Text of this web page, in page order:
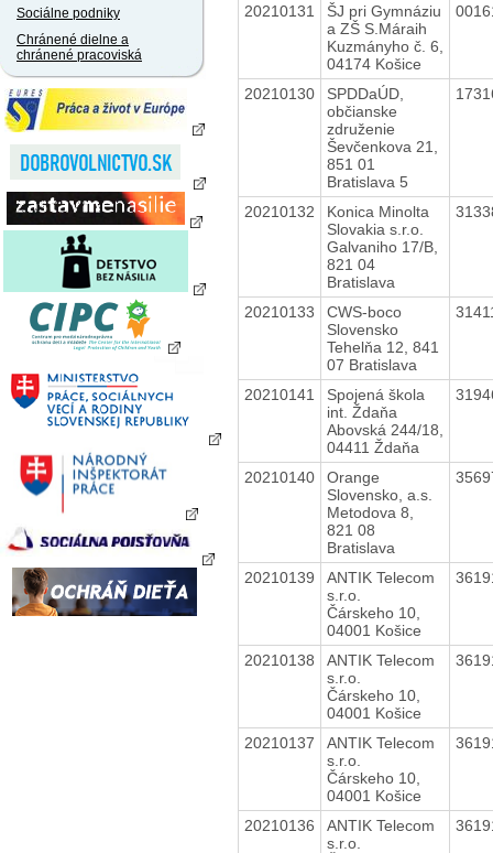
Sociálne podniky
Chránené dielne a
chránené pracoviská
20210131
ŠJ pri Gymnáziu
a ZŠ S.Máraih
Kuzmányho č. 6,
04174 Košice
20210130
SPDDaÚD,
občianske
združenie
Ševčenkova 21,
851 01
Bratislava 5
20210132
Konica Minolta
Slovakia s.r.o.
Galvaniho 17/B,
821 04
Bratislava
20210133
CWS-boco
Slovensko
Tehelňa 12, 841
07 Bratislava
20210141
Spojená škola
int. Ždaňa
Abovská 244/18,
04411 Ždaňa
20210140
Orange
Slovensko, a.s.
Metodova 8,
821 08
Bratislava
20210139
ANTIK Telecom
s.r.o.
Čárskeho 10,
04001 Košice
20210138
ANTIK Telecom
s.r.o.
Čárskeho 10,
04001 Košice
20210137
ANTIK Telecom
s.r.o.
Čárskeho 10,
04001 Košice
20210136
ANTIK Telecom
s.r.o.